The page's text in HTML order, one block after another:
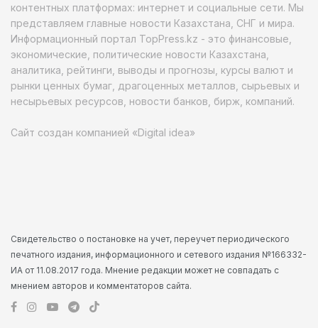
контентных платформах: интернет и социальные сети. Мы
представляем главные новости Казахстана, СНГ и мира.
Информационный портал TopPress.kz - это финансовые,
экономические, политические новости Казахстана,
аналитика, рейтинги, выводы и прогнозы, курсы валют и
рынки ценных бумаг, драгоценных металлов, сырьевых и
несырьевых ресурсов, новости банков, бирж, компаний.
Сайт создан компанией «Digital idea»
Свидетельство о постановке на учет, переучет периодического
печатного издания, информационного и сетевого издания №166332-
ИА от 11.08.2017 года. Мнение редакции может не совпадать с
мнением авторов и комментаторов сайта.